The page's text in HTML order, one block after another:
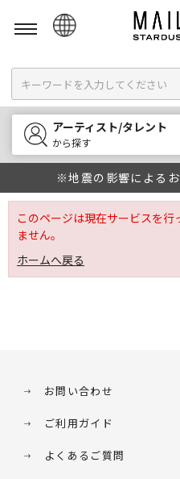
English
한국어
中文
アーティスト/タレント
から探す
※地震の影響による
このページは現在サービスを行
ません。
ホームへ戻る
お問い合わせ
ご利用ガイド
よくあるご質問